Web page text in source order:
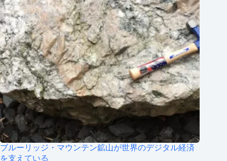
ブルーリッジ・マウンテン鉱山が世界のデジタル経済
を支えている